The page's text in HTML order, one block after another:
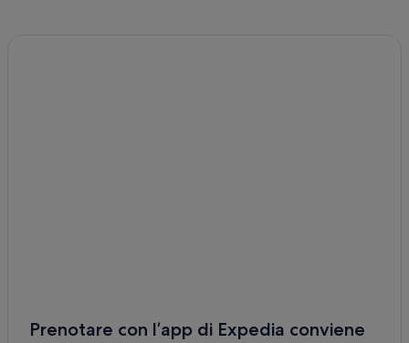
Prenotare con l’app di Expedia conviene